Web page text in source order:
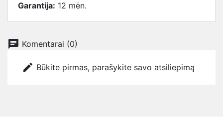
Garantija: 12 mėn.
chat Komentarai (0)
edit Būkite pirmas, parašykite savo atsiliepimą